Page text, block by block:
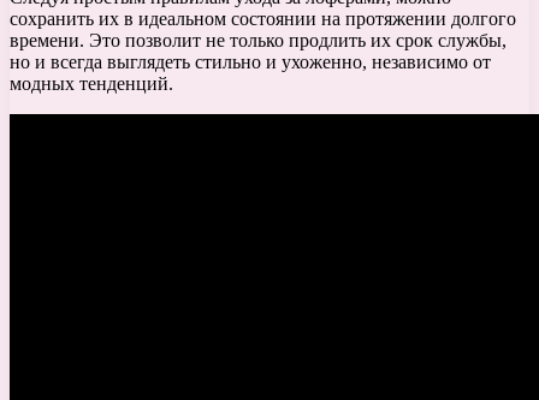
сохранить их в идеальном состоянии на протяжении долгого
времени. Это позволит не только продлить их срок службы,
но и всегда выглядеть стильно и ухоженно, независимо от
модных тенденций.